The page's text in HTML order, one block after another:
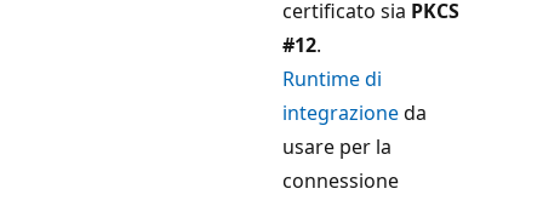
certificato sia PKCS
#12.
Runtime di
integrazioneda
usare per la
connessione